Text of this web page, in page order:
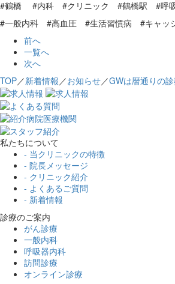
#鶴橋 #内科 #クリニック #鶴橋駅 #呼
#一般内科 #高血圧 #生活習慣病 #キャッ
前へ
一覧へ
次へ
TOP／新着情報／お知らせ／GWは暦通りの
私たちについて
- 当クリニックの特徴
- 院長メッセージ
- クリニック紹介
- よくあるご質問
- 新着情報
診療のご案内
がん診療
一般内科
呼吸器内科
訪問診療
オンライン診療